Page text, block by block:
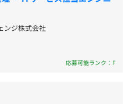
ンジニアが中心(社員の8
ちろん、社内のほとん
て策定されています。
より高い評価をいただ
関わる案件の多数ありま
ります。
ンジ株式会社
応募可能ランク：F